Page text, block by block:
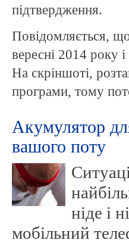
підтвердження.
Повідомляється,
вересні 2014 року
На скріншоті,
програми, тому
Акумулятор
вашого поту
ніде і
мобільний